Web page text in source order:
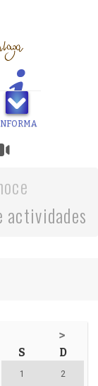
actividades
>
S D
1 2